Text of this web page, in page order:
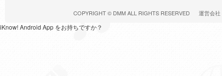
COPYRIGHT © DMMALL RIGHTS RESERVED 運営会社
iKnow! Android App をお持ちですか？